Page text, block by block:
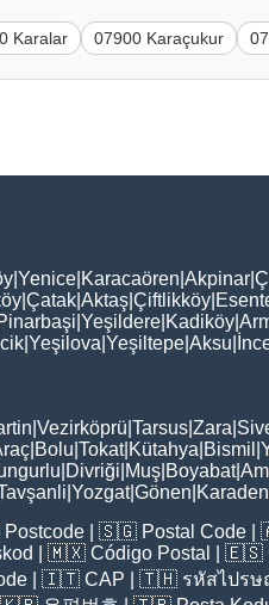
Karalar 07900 Karaçukur
Yenice Karacaören Akpinar
Çatak Aktaş Çiftlikköy
Yeşildere Kadiköy
Yeşilova Yeşiltepe Aksu
Vezirköprü Tarsus Zara
Bolu Tokat| Kütahya Bismil
Divriği Muş Boyabat|
Yozgat|Gönen
Postcode | 🇸🇬 Postal Code |
| 🇲🇽 Código Postal | 🇪🇸
| 🇮🇹 CAP | 🇹🇭 รหัสไปร